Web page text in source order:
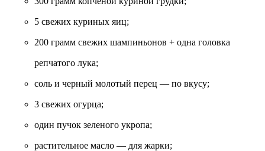
5 свежих куриных яиц;
200 грамм свежих шампиньонов + одна головка
репчатого лука;
соль и черный молотый перец — по вкусу;
3 свежих огурца;
один пучок зеленого укропа;
растительное масло — для жарки;